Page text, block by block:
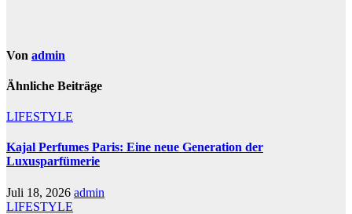
Von admin
Ähnliche Beiträge
LIFESTYLE
Kajal Perfumes Paris: Eine neue Generation der
Luxusparfümerie
Juli 18, 2026 admin
LIFESTYLE